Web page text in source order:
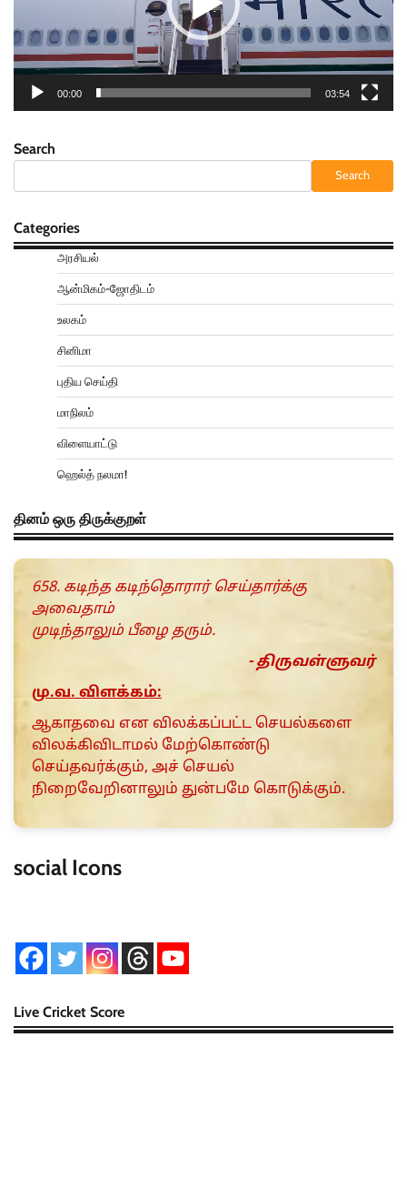
00:00 03:54
Search
Search
Categories
அரசியல்
ஆன்மிகம்-ஜோதிடம்
உலகம்
சினிமா
புதிய செய்தி
மாநிலம்
விளையாட்டு
ஹெல்த் நலமா!
தினம் ஒரு திருக்குறள்
658. கடிந்த கடிந்தொரார் செய்தார்க்கு
அவைதாம்
முடிந்தாலும் பீழை தரும்.
- திருவள்ளுவர்
மு.வ. விளக்கம்:
ஆகாதவை என விலக்கப்பட்ட செயல்களை
விலக்கிவிடாமல் மேற்கொண்டு
செய்தவர்க்கும், அச் செயல்
நிறைவேறினாலும் துன்பமே கொடுக்கும்.
social Icons
Live Cricket Score